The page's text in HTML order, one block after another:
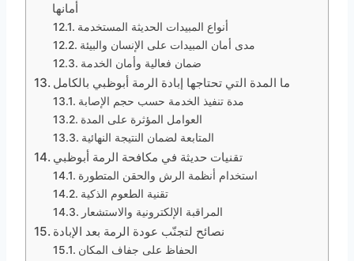
أمانها
أنواع المبيدات الحديثة المستخدمة
مدى أمان المبيدات على الإنسان والبيئة
ضمان فعالية وأمان الخدمة
ما المدة التي تحتاجها إبادة الرمة أبوظبي بالكامل
مدة تنفيذ الخدمة حسب حجم الإصابة
العوامل المؤثرة على المدة
المتابعة لضمان النتيجة النهائية
تقنيات حديثة في مكافحة الرمة أبوظبي
استخدام أنظمة الرش والحقن المتطورة
تقنية الطعوم الذكية
المراقبة الإلكترونية والاستشعار
نصائح لتجنّب عودة الرمة بعد الإبادة
الحفاظ على جفاف المكان